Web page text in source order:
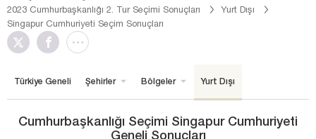
2023 Cumhurbaşkanlığı 2. Tur Seçimi Sonuçları
Yurt Dışı
Singapur Cumhuriyeti Seçim Sonuçları
Türkiye Geneli Şehirler Bölgeler Yurt Dışı
Cumhurbaşkanlığı Seçimi Singapur Cumhuriyeti
Geneli Sonuçları